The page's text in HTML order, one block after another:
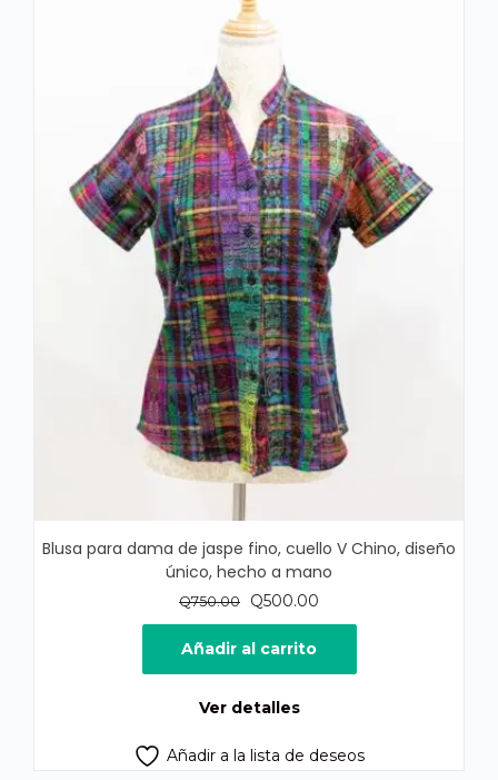
Blusa para dama de jaspe fino, cuello V Chino, diseño
único, hecho a mano
Q750.00
El
precio
original
era:
Q500.00
precio
es:
Añadir al carrito
Ver detalles
Añadir a la lista de deseos